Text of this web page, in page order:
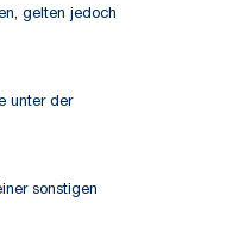
gelten jedoch
unter der
sonstigen